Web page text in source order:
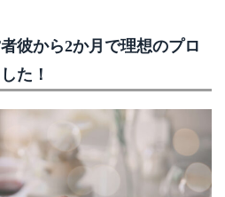
彼から2か月で理想のプロ
た！